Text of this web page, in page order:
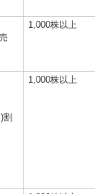
1,000株以上
割
1,000株以上